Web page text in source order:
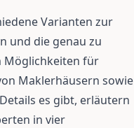
Varianten zur
und die genau zu
Möglichkeiten für
Maklerhäusern sowie
es gibt, erläutern
in vier